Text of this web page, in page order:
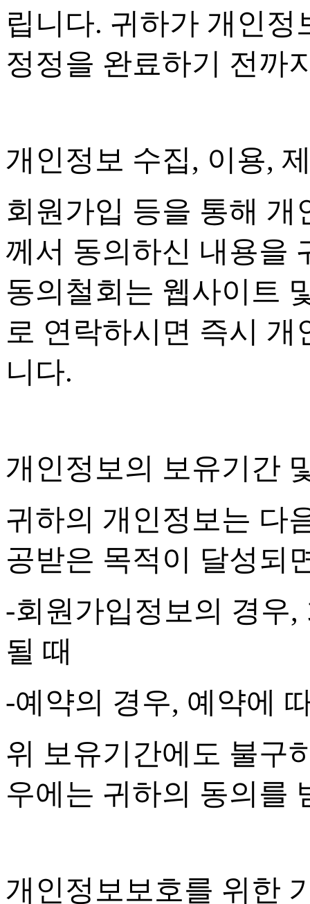
립니다. 귀하가 개인정
정정을 완료하기 전까
개인정보 수집, 이용,
회원가입 등을 통해 개
께서 동의하신 내용을
동의철회는 웹사이트
로 연락하시면 즉시
니다.
개인정보의 보유기간
귀하의 개인정보는 다
공받은 목적이 달성되
-회원가입정보의 경우,
될 때
-예약의 경우, 예약에
위 보유기간에도 불구
우에는 귀하의 동의를
개인정보보호를 위한